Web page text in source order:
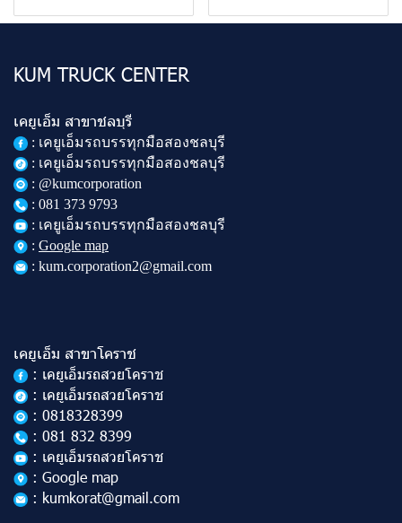
KUM TRUCK CENTER
เคยูเอ็ม สาขาชลบุรี
: เคยูเอ็มรถบรรทุกมือสองชลบุรี
: เคยูเอ็มรถบรรทุกมือสองชลบุรี
: @kumcorporation
: 081 373 9793
: เคยูเอ็มรถบรรทุกมือสองชลบุรี
: Google map
: kum.corporation2@gmail.com
เคยูเอ็ม สาขาโคราช
: เคยูเอ็มรถสวยโคราช
: เคยูเอ็มรถสวยโคราช
: 0818328399
: 081 832 8399
: เคยูเอ็มรถสวยโคราช
: Google map
: kumkorat@gmail.com